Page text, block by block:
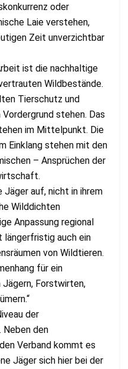
oder
Laie verstehen,
Zeit unverzichtbar
ist die nachhaltige
Wildbestände.
Tierschutz und
stehen. Das
im Mittelpunkt. Die
Einklang stehen mit den
– Ansprüchen der
auf, nicht in ihrem
Wilddichten
Anpassung regional
längerfristig auch ein
von Wildtieren.
für ein
Jägern, Forstwirten,
der
Neben den
Verband kommt es
Jäger sich hier bei der